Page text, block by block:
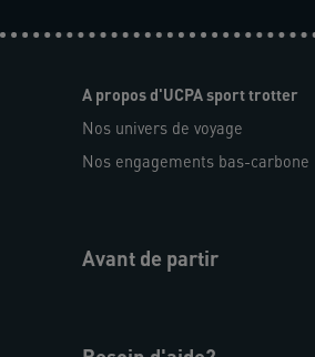
A propos d'UCPA sport trotter
Nos univers de voyage
Nos engagements bas-carbone
Avant de partir